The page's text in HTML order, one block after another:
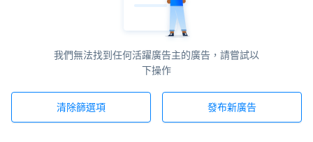
我們無法找到任何活躍廣告主的廣告，請嘗試以
下操作
清除篩選項 發布新廣告